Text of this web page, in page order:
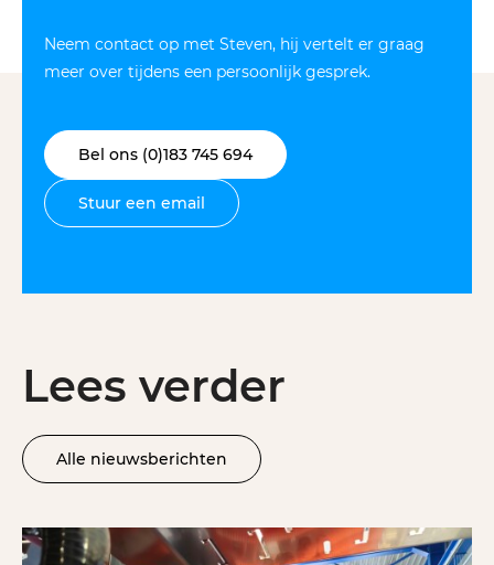
Neem contact op met Steven, hij vertelt er graag
meer over tijdens een persoonlijk gesprek.
Bel ons (0)183 745 694
Stuur een email
Lees verder
Alle nieuwsberichten